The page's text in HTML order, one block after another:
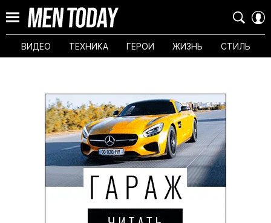
ВИДЕО ТЕХНИКА ГЕРОИ ЖИЗНЬ СТИЛЬ